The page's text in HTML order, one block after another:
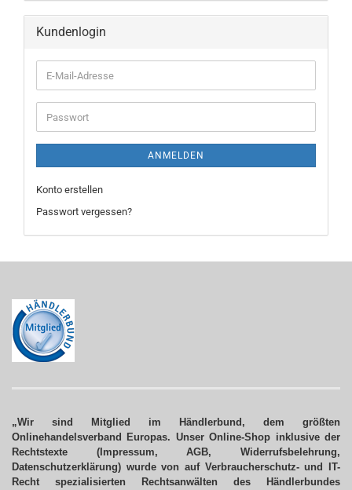
Kundenlogin
E-
Mail-
Adresse
Passwort
ANMELDEN
Konto erstellen
Passwort vergessen?
„Wir sind Mitglied im Händlerbund, dem größten
Onlinehandelsverband Europas. Unser Online-Shop inklusive der
Rechtstexte (Impressum, AGB, Widerrufsbelehrung,
Datenschutzerklärung) wurde von auf Verbraucherschutz- und IT-
Recht spezialisierten Rechtsanwälten des Händlerbundes